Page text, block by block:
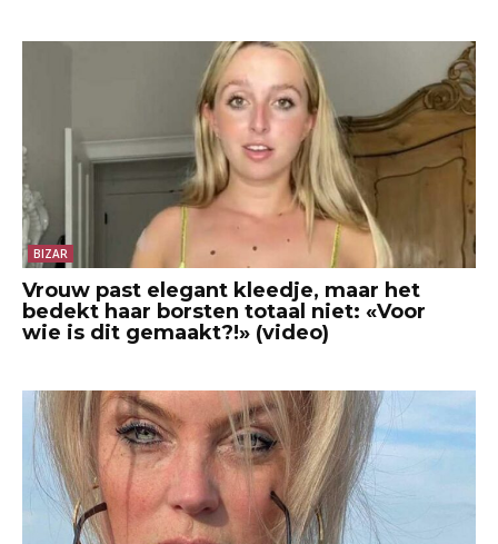
BIZAR
Vrouw past elegant kleedje, maar het
bedekt haar borsten totaal niet: «Voor
wie is dit gemaakt?!» (video)